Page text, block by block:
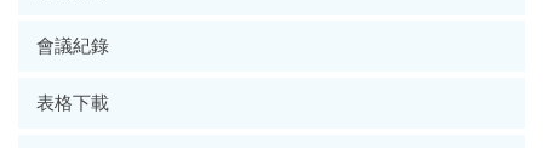
會議紀錄
表格下載